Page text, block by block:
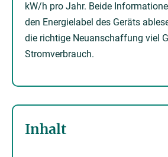
kW/h pro Jahr. Beide
den Energielabel des Geräts
die richtige Neuanschaffung viel
Stromverbrauch.
Inhalt